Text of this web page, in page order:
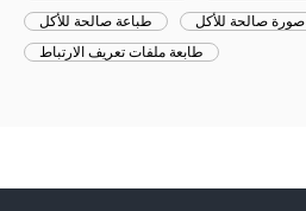
طباعة صالحة للأكل
صورة صالحة للأكل
طابعة ملفات تعريف الارتباط